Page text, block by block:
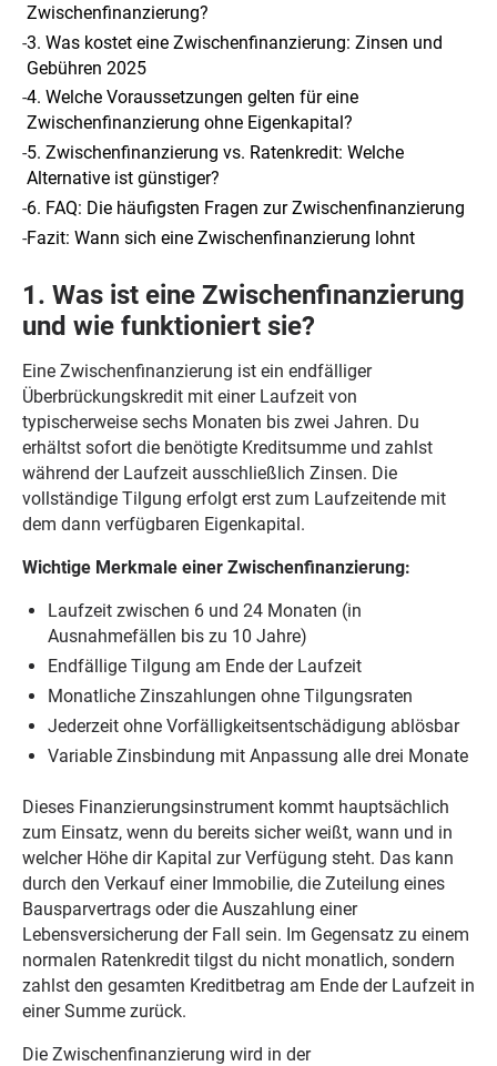
Zwischenfinanzierung?
-3. Was kostet eine Zwischenfinanzierung: Zinsen und
Gebühren 2025
-4. Welche Voraussetzungen gelten für eine
Zwischenfinanzierung ohne Eigenkapital?
-5. Zwischenfinanzierung vs. Ratenkredit: Welche
Alternative ist günstiger?
-6. FAQ: Die häufigsten Fragen zur Zwischenfinanzierung
-Fazit: Wann sich eine Zwischenfinanzierung lohnt
1. Was ist eine Zwischenfinanzierung
und wie funktioniert sie?
Eine Zwischenfinanzierung ist ein endfälliger
Überbrückungskredit mit einer Laufzeit von
typischerweise sechs Monaten bis zwei Jahren. Du
erhältst sofort die benötigte Kreditsumme und zahlst
während der Laufzeit ausschließlich Zinsen. Die
vollständige Tilgung erfolgt erst zum Laufzeitende mit
dem dann verfügbaren Eigenkapital.
Wichtige Merkmale einer Zwischenfinanzierung:
Laufzeit zwischen 6 und 24 Monaten (in
Ausnahmefällen bis zu 10 Jahre)
Endfällige Tilgung am Ende der Laufzeit
Monatliche Zinszahlungen ohne Tilgungsraten
Jederzeit ohne Vorfälligkeitsentschädigung ablösbar
Variable Zinsbindung mit Anpassung alle drei Monate
Dieses Finanzierungsinstrument kommt hauptsächlich
zum Einsatz, wenn du bereits sicher weißt, wann und in
welcher Höhe dir Kapital zur Verfügung steht. Das kann
durch den Verkauf einer Immobilie, die Zuteilung eines
Bausparvertrags oder die Auszahlung einer
Lebensversicherung der Fall sein. Im Gegensatz zu einem
normalen Ratenkredit tilgst du nicht monatlich, sondern
zahlst den gesamten Kreditbetrag am Ende der Laufzeit in
einer Summe zurück.
Die Zwischenfinanzierung wird in der